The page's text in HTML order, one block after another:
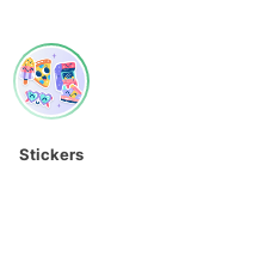
Stickers